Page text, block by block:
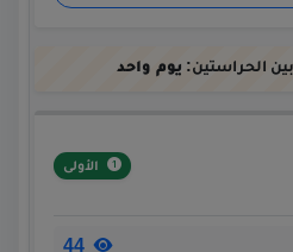
الحراستين: يوم واحد
الأولى